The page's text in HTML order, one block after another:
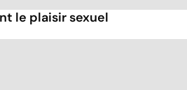
le plaisir sexuel